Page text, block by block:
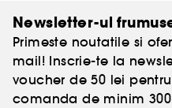
Newsletter-ul
Primeste noutatile si
mail! Inscrie-te la
voucher de 50 lei
comanda de minim